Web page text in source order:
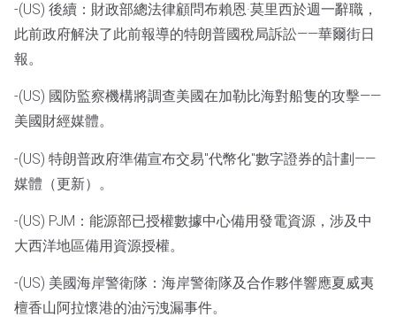
-(US) 後續：財政部總法律顧問布賴恩·莫里西於週一辭職，
此前政府解決了此前報導的特朗普國稅局訴訟——華爾街日
報。
-(US) 國防監察機構將調查美國在加勒比海對船隻的攻擊——
美國財經媒體。
-(US) 特朗普政府準備宣布交易"代幣化"數字證券的計劃——
媒體（更新）。
-(US) PJM：能源部已授權數據中心備用發電資源，涉及中
大西洋地區備用資源授權。
-(US) 美國海岸警衛隊：海岸警衛隊及合作夥伴響應夏威夷
檀香山阿拉懷港的油污洩漏事件。